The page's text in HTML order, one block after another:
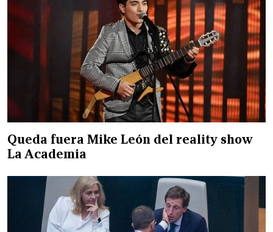
Queda fuera Mike León del reality show
La Academia